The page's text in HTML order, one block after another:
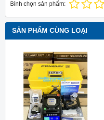
Bình chọn sản phẩm:
SẢN PHẨM CÙNG LOẠI